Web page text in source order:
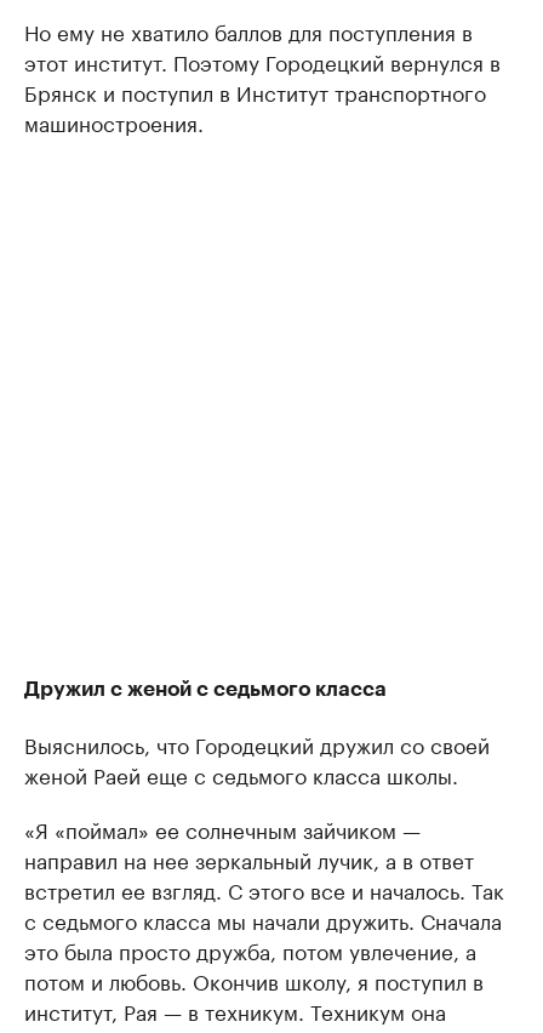
Но ему не хватило баллов для поступления в
этот институт. Поэтому Городецкий вернулся в
Брянск и поступил в Институт транспортного
машиностроения.
Дружил с женой с седьмого класса
Выяснилось, что Городецкий дружил со своей
женой Раей еще с седьмого класса школы.
«Я «поймал» ее солнечным зайчиком —
направил на нее зеркальный лучик, а в ответ
встретил ее взгляд. С этого все и началось. Так
с седьмого класса мы начали дружить. Сначала
это была просто дружба, потом увлечение, а
потом и любовь. Окончив школу, я поступил в
институт, Рая — в техникум. Техникум она